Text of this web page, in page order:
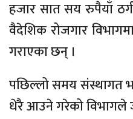
हजार सात सय रुपैयाँ
वैदेशिक रोजगार
गराएका छन् ।
पछिल्लो समय संस्थागत
धेरै आउने गरेको विभागले